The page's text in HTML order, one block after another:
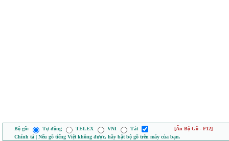
Bộ gõ: Tự động TELEX VNI Tắt
[Ẩn Bộ Gõ - F12]
Chính tả | Nếu gõ tiếng Việt không được, hãy bật bộ gõ trên máy của bạn.